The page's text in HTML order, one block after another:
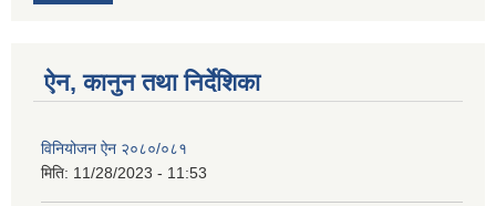
ऐन, कानुन तथा निर्देशिका
विनियोजन ऐन २०८०/०८१
मिति: 11/28/2023 - 11:53